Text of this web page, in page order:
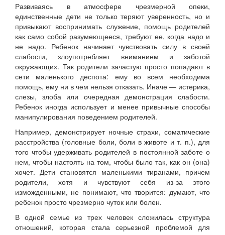
Развиваясь в атмосфере чрезмерной опеки,
единственные дети не только теряют уверенность, но и
привыкают воспринимать служение, помощь родителей
как само собой разумеющееся, требуют ее, когда надо и
не надо. Ребенок начинает чувствовать силу в своей
слабости, злоупотребляет вниманием и заботой
окружающих. Так родители зачастую просто попадают в
сети маленького деспота: ему во всем необходима
помощь, ему ни в чем нельзя отказать. Иначе — истерика,
слезы, злоба или очередная демонстрация слабости.
Ребенок иногда использует и менее привычные способы
манипулирования поведением родителей.
Например, демонстрирует ночные страхи, соматические
расстройства (головные боли, боли в животе и т. п.), для
того чтобы удерживать родителей в постоянной заботе о
нем, чтобы настоять на том, чтобы было так, как он (она)
хочет. Дети становятся маленькими тиранами, причем
родители, хотя и чувствуют себя из-за этого
изможденными, не понимают, что творится: думают, что
ребенок просто чрезмерно чуток или болен.
В одной семье из трех человек сложилась структура
отношений, которая стала серьезной проблемой для